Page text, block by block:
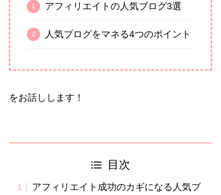
アフィリエイトの人気ブログ3選
人気ブログをマネる4つのポイント
をお話しします！
目次
アフィリエイト成功のカギになる人気ブ